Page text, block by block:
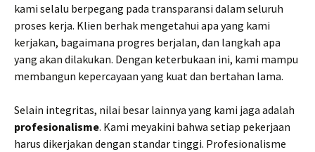
kami selalu berpegang pada transparansi dalam seluruh
proses kerja. Klien berhak mengetahui apa yang kami
kerjakan, bagaimana progres berjalan, dan langkah apa
yang akan dilakukan. Dengan keterbukaan ini, kami mampu
membangun kepercayaan yang kuat dan bertahan lama.
Selain integritas, nilai besar lainnya yang kami jaga adalah
profesionalisme. Kami meyakini bahwa setiap pekerjaan
harus dikerjakan dengan standar tinggi. Profesionalisme